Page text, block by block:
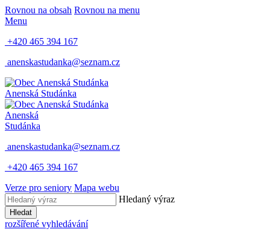
Rovnou na obsah Rovnou na menu
Menu
+420 465 394 167
anenskastudanka@seznam.cz
Anenská Studánka
Anenská
Studánka
anenskastudanka@seznam.cz
+420 465 394 167
Verze pro seniory Mapa webu
Hledaný výraz
Hledat
rozšířené vyhledávání